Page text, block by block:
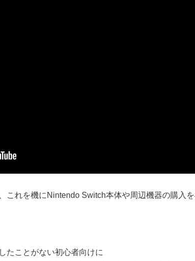
これを機にNintendo Switch本体や周辺機器の購入
たことがない初心者向けに